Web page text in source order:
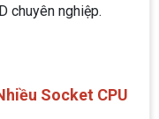
chuyên nghiệp.
Socket CPU